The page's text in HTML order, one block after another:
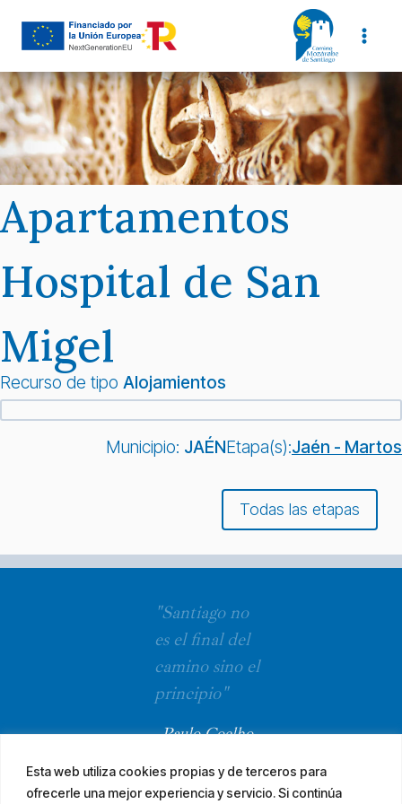
Esta web utiliza cookies propias y de terceros para
ofrecerle una mejor experiencia y servicio. Si continúa
Apartamentos
Hospital de San
Migel
Recurso de tipo Alojamientos
Municipio: JAÉNEtapa(s):Jaén - Martos
Todas las etapas
"Santiago no
es el final del
camino sino el
principio"
Paulo Coelho